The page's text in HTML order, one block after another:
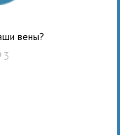
вены?
3